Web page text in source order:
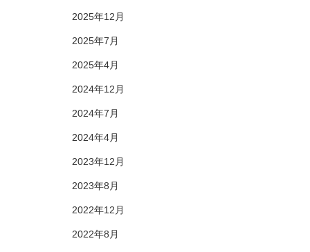
2025年12月
2025年7月
2025年4月
2024年12月
2024年7月
2024年4月
2023年12月
2023年8月
2022年12月
2022年8月